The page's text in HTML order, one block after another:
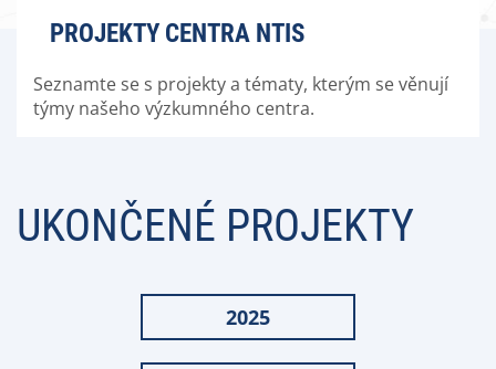
PROJEKTY CENTRA NTIS
Seznamte se s projekty a tématy, kterým se věnují
týmy našeho výzkumného centra.
UKONČENÉ PROJEKTY
2025